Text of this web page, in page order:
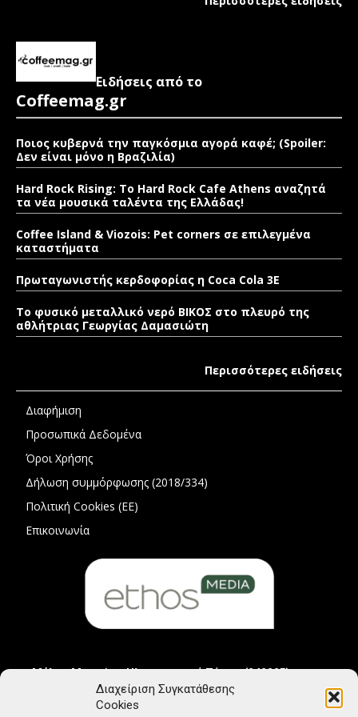
Διαχείριση Συγκατάθεσης
Cookies
Ειδήσεις από το
Coffeemag.gr
Ποιος κυβερνά την παγκόσμια αγορά καφέ; (Spoiler:
Δεν είναι μόνο η Βραζιλία)
Hard Rock Rising: Το Hard Rock Cafe Athens αναζητά
τα νέα μουσικά ταλέντα της Ελλάδας!
Coffee Island & Viozois: Pet corners σε επιλεγμένα
καταστήματα
Πρωταγωνιστής κερδοφορίας η Coca Cola 3E
Το φυσικό μεταλλικό νερό ΒΙΚΟΣ στο πλευρό της
αθλήτριας Γεωργίας Δαμασιώτη
Περισσότερες ειδήσεις
Διαφήμιση
Προσωπικά Δεδομένα
Όροι Χρήσης
Δήλωση συμμόρφωσης (2018/334)
Πολιτική Cookies (ΕΕ)
Επικοινωνία
Μέλος Μητρώου Ηλεκτρονικού Τύπου (242225)